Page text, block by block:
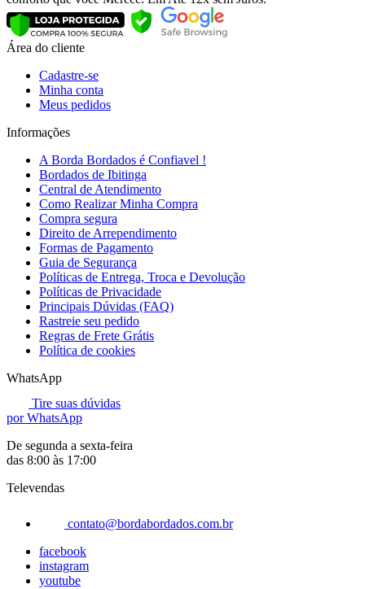
Área do cliente
Cadastre-se
Minha conta
Meus pedidos
Informações
A Borda Bordados é Confiavel !
Bordados de Ibitinga
Central de Atendimento
Como Realizar Minha Compra
Compra segura
Direito de Arrependimento
Formas de Pagamento
Guia de Segurança
Políticas de Entrega, Troca e Devolução
Políticas de Privacidade
Principais Dúvidas (FAQ)
Rastreie seu pedido
Regras de Frete Grátis
Política de cookies
WhatsApp
Tire suas dúvidas
por WhatsApp
De segunda a sexta-feira
das 8:00 às 17:00
Televendas
contato@bordabordados.com.br
facebook
instagram
youtube